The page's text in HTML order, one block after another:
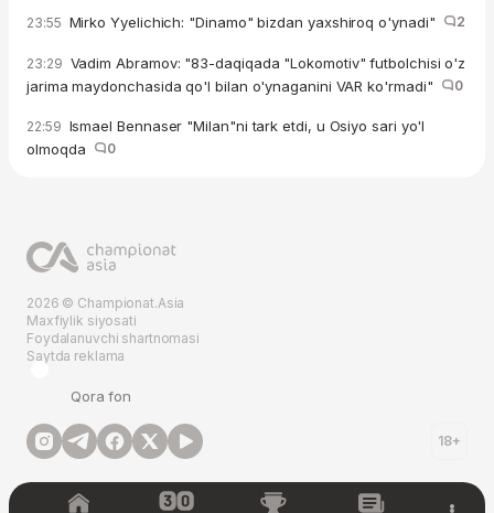
23:55 Mirko Yyelichich: "Dinamo" bizdan yaxshiroq o'ynadi" 2
23:29 Vadim Abramov: "83-daqiqada "Lokomotiv" futbolchisi o'z
jarima maydonchasida qo'l bilan o'ynaganini VAR ko'rmadi"
0
22:59 Ismael Bennaser "Milan"ni tark etdi, u Osiyo sari yo'l
olmoqda
0
2026 © Championat.Asia
Maxfiylik siyosati
Foydalanuvchi shartnomasi
Saytda reklama
Qora fon
18+